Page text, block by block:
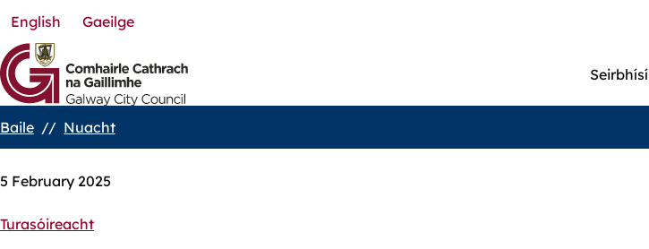
Skip
to
main
content
English Gaeilge
Seirbhísí
Breadcrumbs
Baile Nuacht
5 February 2025
Turasóireacht